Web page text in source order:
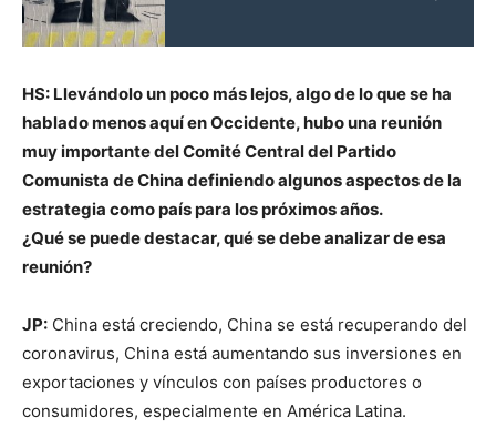
HS: Llevándolo un poco más lejos, algo de lo que se ha
hablado menos aquí en Occidente, hubo una reunión
muy importante del Comité Central del Partido
Comunista de China definiendo algunos aspectos de la
estrategia como país para los próximos años.
¿Qué se puede destacar, qué se debe analizar de esa
reunión?
JP: China está creciendo, China se está recuperando del
coronavirus, China está aumentando sus inversiones en
exportaciones y vínculos con países productores o
consumidores, especialmente en América Latina.